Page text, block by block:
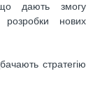
дають змогу
розробки нових
стратегію